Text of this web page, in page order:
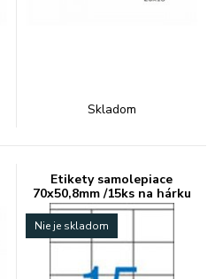
Skladom
Etikety samolepiace
70x50,8mm /15ks na hárku
Nie je skladom